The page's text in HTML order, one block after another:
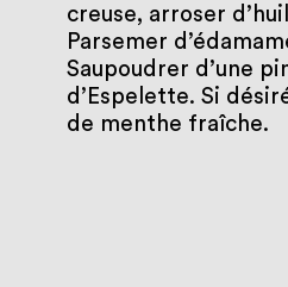
creuse, arroser
Parsemer
Saupoudrer d’une
d’Espelette. Si
de menthe fraîche.